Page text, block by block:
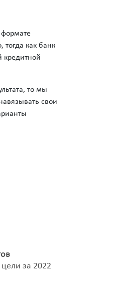
формате
тогда как банк
кредитной
то мы
свои
за 2022